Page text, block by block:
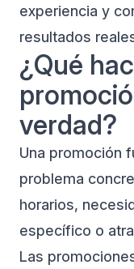
experiencia y
resultados
¿Qué
verdad?
Una promoción
problema
horarios,
específico o
Las